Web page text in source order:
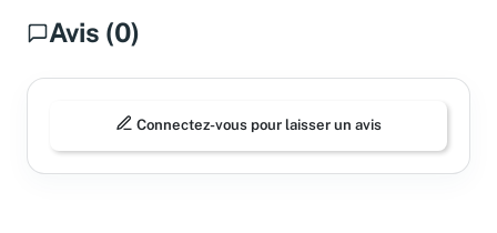
Avis (0)
Connectez-vous pour laisser un avis